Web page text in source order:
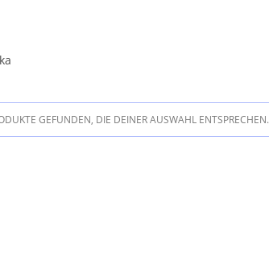
GEFUNDEN, DIE DEINER AUSWAHL ENTSPRECHEN.